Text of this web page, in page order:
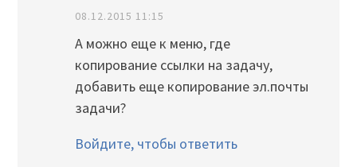
08.12.2015 11:15
А можно еще к меню, где
копирование ссылки на задачу,
добавить еще копирование эл.почты
задачи?
Войдите, чтобы ответить